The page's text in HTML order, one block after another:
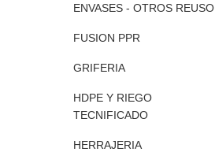
ENVASES - OTROS REUSO
FUSION PPR
GRIFERIA
HDPE Y RIEGO
TECNIFICADO
HERRAJERIA